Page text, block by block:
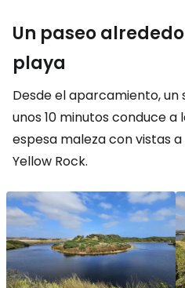
Un paseo
playa
Desde el aparcamiento, un
unos 10 minutos conduce
espesa maleza con vistas
Yellow Rock.